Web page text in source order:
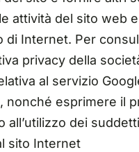
attività del sito web e
di Internet. Per
privacy della
al servizio
nonché esprimere il
all’utilizzo dei
sito Internet